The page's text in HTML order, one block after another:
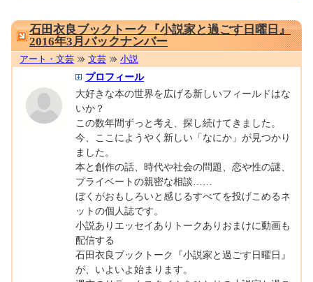
石田衣良ブックトーク『小説家と過ごす日曜日』
2016年3月バックナンバー
アート・文芸 文芸 小説
プロフィール
大好きな本の世界を広げる新しいフィールドはな
いか？
この数年間ずっと考え、探し続けてきました。
今、ここにようやく新しい「なにか」が見つかり
ました。
本と創作の話、時代や社会の問題、恋や性の謎、
プライベートの親密な相談……
ぼくがおもしろいと感じるすべてを投げこめるネ
ットの個人誌です。
小説ありエッセイありトークありおまけに動画も
配信する
石田衣良ブックトーク『小説家と過ごす日曜日』
が、いよいよ始まります。